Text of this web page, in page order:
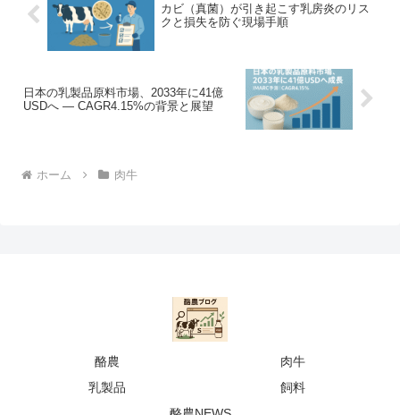
カビ（真菌）が引き起こす乳房炎のリス
クと損失を防ぐ現場手順
日本の乳製品原料市場、2033年に41億
USDへ — CAGR4.15%の背景と展望
ホーム 肉牛
酪農
肉牛
乳製品
飼料